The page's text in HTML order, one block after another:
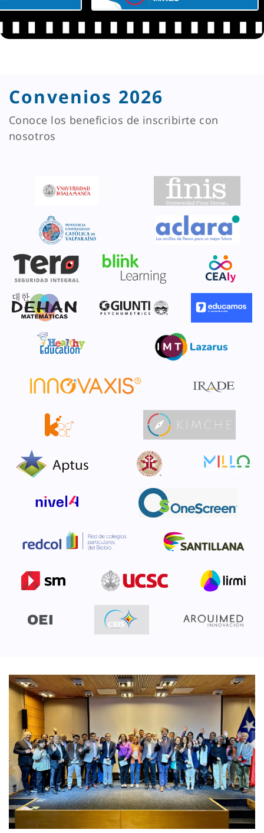
Convenios 2026
Conoce los beneficios de inscribirte con
nosotros